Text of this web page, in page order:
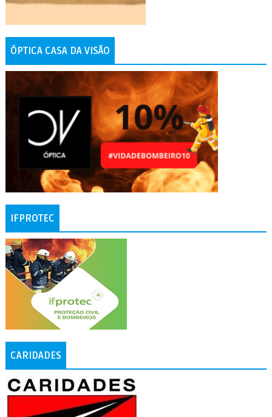
ÓPTICA CASA DA VISÃO
IFPROTEC
CARIDADES